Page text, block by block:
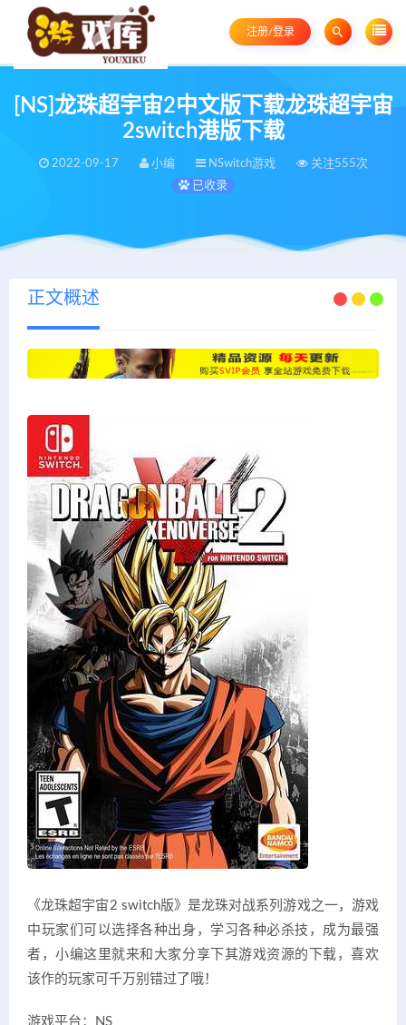
注册/登录
[NS]龙珠超宇宙2中文版下载龙珠超宇宙
2switch港版下载
2022-09-17 小编 NSwitch游戏
关注555次
已收录
正文概述
《龙珠超宇宙2 switch版》是龙珠对战系列游戏之一，游戏
中玩家们可以选择各种出身，学习各种必杀技，成为最强
者，小编这里就来和大家分享下其游戏资源的下载，喜欢
该作的玩家可千万别错过了哦！
游戏平台：NS